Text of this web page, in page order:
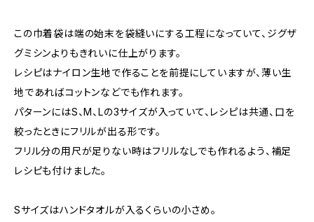
この巾着袋は端の始末を袋縫いにする工程になっていて、ジグザ
グミシンよりもきれいに仕上がります。
レシピはナイロン生地で作ることを前提にしていますが、薄い生
地であればコットンなどでも作れます。
パターンにはS、M、Lの3サイズが入っていて、レシピは共通、口を
絞ったときにフリルが出る形です。
フリル分の用尺が足りない時はフリルなしでも作れるよう、補足
レシピも付けました。
Sサイズはハンドタオルが入るくらいの小さめ。